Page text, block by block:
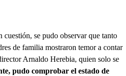
cuestión, se pudo observar que tanto
de familia mostraron temor a contar
Arnaldo Herebia, quien solo se
pudo comprobar el estado de